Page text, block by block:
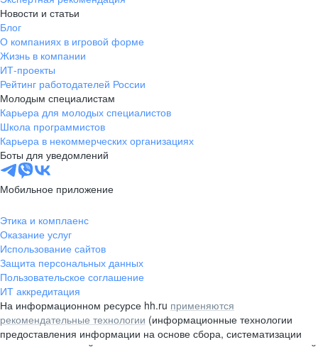
Новости и статьи
Блог
О компаниях в игровой форме
Жизнь в компании
ИТ-проекты
Рейтинг работодателей России
Молодым специалистам
Карьера для молодых специалистов
Школа программистов
Карьера в некоммерческих организациях
Боты для уведомлений
Мобильное приложение
Этика и комплаенс
Оказание услуг
Использование сайтов
Защита персональных данных
Пользовательское соглашение
ИТ аккредитация
На информационном ресурсе hh.ru применяются
рекомендательные технологии (информационные технологии
предоставления информации на основе сбора, систематизации